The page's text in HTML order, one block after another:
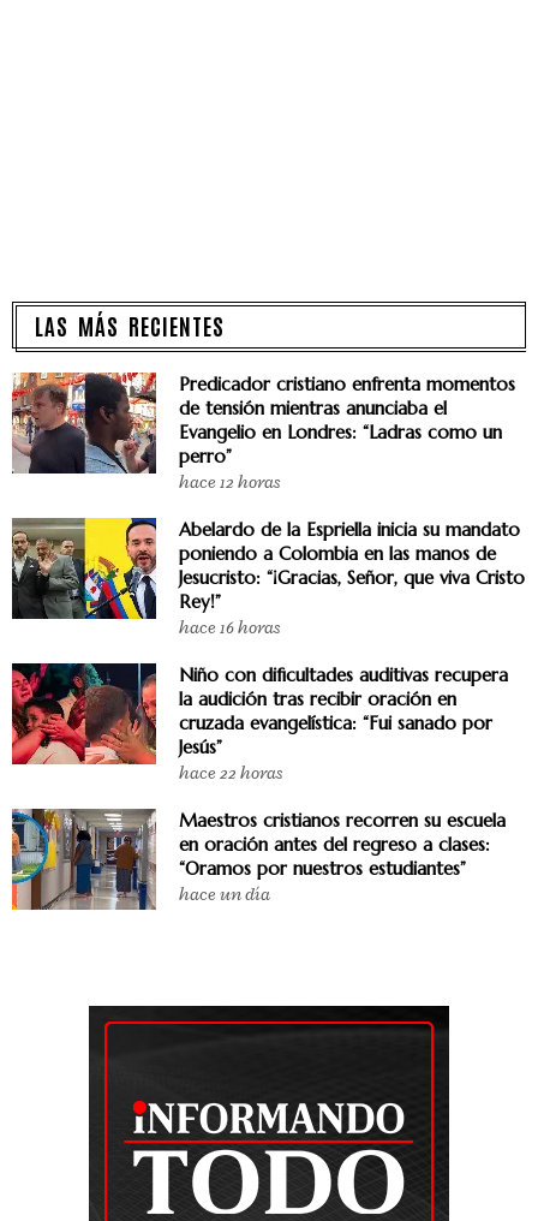
LAS MÁS RECIENTES
Predicador cristiano enfrenta momentos
de tensión mientras anunciaba el
Evangelio en Londres: “Ladras como un
perro”
hace 12 horas
Abelardo de la Espriella inicia su mandato
poniendo a Colombia en las manos de
Jesucristo: “¡Gracias, Señor, que viva Cristo
Rey!”
hace 16 horas
Niño con dificultades auditivas recupera
la audición tras recibir oración en
cruzada evangelística: “Fui sanado por
Jesús”
hace 22 horas
Maestros cristianos recorren su escuela
en oración antes del regreso a clases:
“Oramos por nuestros estudiantes”
hace un día